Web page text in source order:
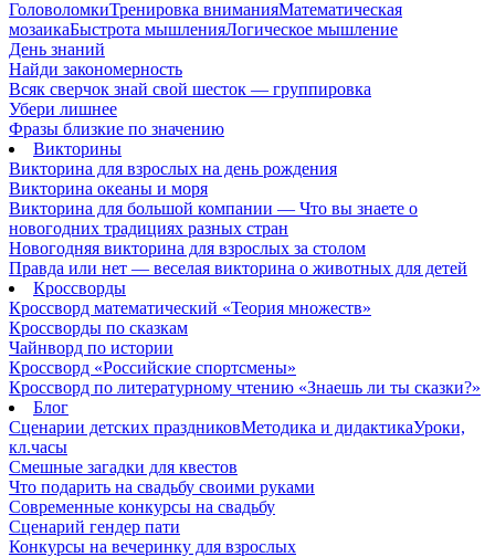
ГоловоломкиТренировка вниманияМатематическая
мозаикаБыстрота мышленияЛогическое мышление
День знаний
Найди закономерность
Всяк сверчок знай свой шесток — группировка
Убери лишнее
Фразы близкие по значению
Викторины
Викторина для взрослых на день рождения
Викторина океаны и моря
Викторина для большой компании — Что вы знаете о
новогодних традициях разных стран
Новогодняя викторина для взрослых за столом
Правда или нет — веселая викторина о животных для детей
Кроссворды
Кроссворд математический «Теория множеств»
Кроссворды по сказкам
Чайнворд по истории
Кроссворд «Российские спортсмены»
Кроссворд по литературному чтению «Знаешь ли ты сказки?»
Блог
Сценарии детских праздниковМетодика и дидактикаУроки,
кл.часы
Смешные загадки для квестов
Что подарить на свадьбу своими руками
Современные конкурсы на свадьбу
Сценарий гендер пати
Конкурсы на вечеринку для взрослых